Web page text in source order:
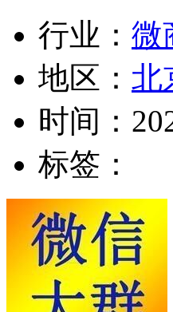
行业： 微
地区： 北
时间：
标签：